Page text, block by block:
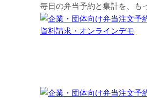
毎日の弁当予約と集計を、も
資料請求・オンラインデモ